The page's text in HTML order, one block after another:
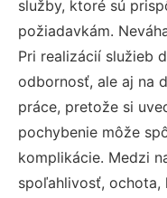
služby, ktoré sú
požiadavkám.
Pri realizácií služieb
odbornosť, ale aj na
práce, pretože si
pochybenie môže
komplikácie. Medzi
spoľahlivosť, ochota,